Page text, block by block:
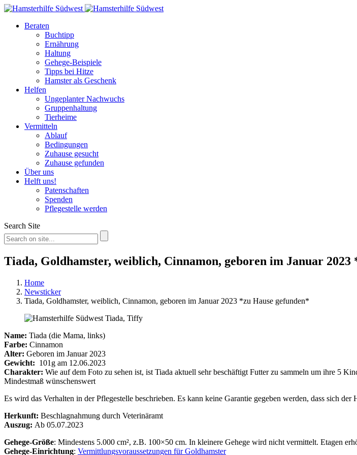
Beraten
Buchtipp
Ernährung
Haltung
Gehege-Beispiele
Tipps bei Hitze
Hamster als Geschenk
Helfen
Ungeplanter Nachwuchs
Gruppenhaltung
Tierheime
Vermitteln
Ablauf
Bedingungen
Zuhause gesucht
Zuhause gefunden
Über uns
Helft uns!
Patenschaften
Spenden
Pflegestelle werden
Search Site
Tiada, Goldhamster, weiblich, Cinnamon, geboren im Januar 2023
Home
Newsticker
Tiada, Goldhamster, weiblich, Cinnamon, geboren im Januar 2023 *zu Hause gefunden*
Name: Tiada (die Mama, links)
Farbe: Cinnamon
Alter: Geboren im Januar 2023
Gewicht: 101g am 12.06.2023
Charakter: Wie auf dem Foto zu sehen ist, ist Tiada aktuell sehr beschäftigt Futter zu sammeln um ihre 5
Mindestmaß wünschenswert
Es wird das Verhalten in der Pflegestelle beschrieben. Es kann keine Garantie gegeben werden, dass sich der
Herkunft: Beschlagnahmung durch Veterinäramt
Auszug: Ab 05.07.2023
Gehege-Größe: Mindestens 5.000 cm², z.B. 100×50 cm. In kleinere Gehege wird nicht vermittelt. Etagen
Gehege-Einrichtung: Vermittlungsvoraussetzungen für Goldhamster